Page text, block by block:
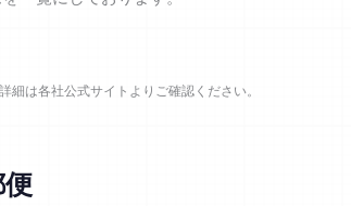
は各社公式サイトよりご確認ください。
便